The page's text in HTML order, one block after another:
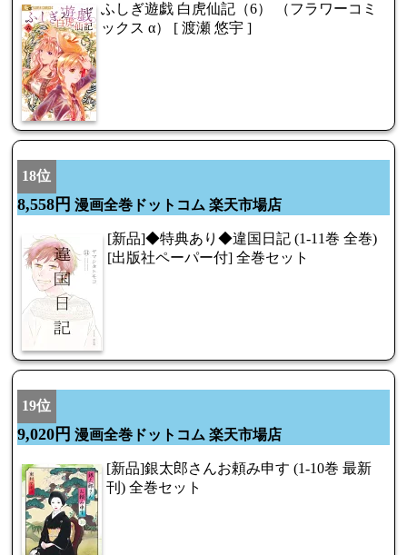
ふしぎ遊戯 白虎仙記（6） （フラワーコミ
ックス α） [ 渡瀬 悠宇 ]
18位
8,558円 漫画全巻ドットコム 楽天市場店
[新品]◆特典あり◆違国日記 (1-11巻 全巻)
[出版社ペーパー付] 全巻セット
19位
9,020円 漫画全巻ドットコム 楽天市場店
[新品]銀太郎さんお頼み申す (1-10巻 最新
刊) 全巻セット